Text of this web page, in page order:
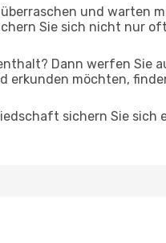
und warten
Sie sich nicht nur
Dann werfen Sie
erkunden möchten,
sichern Sie sich